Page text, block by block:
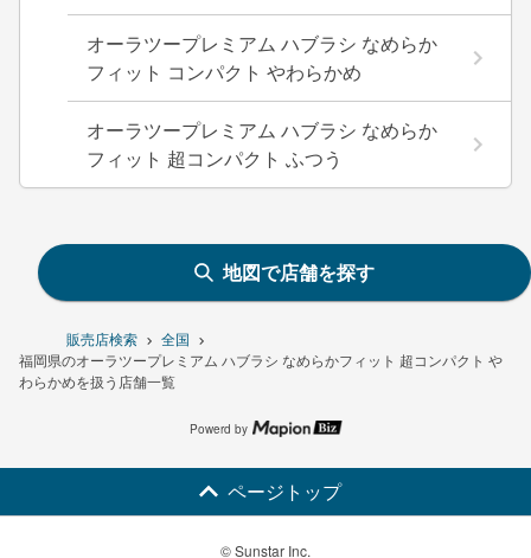
販売店検索
全国
福岡県のオーラツープレミアム ハブラシ なめらかフィット 超コンパクト や
わらかめを扱う店舗一覧
オーラツープレミアム ハブラシ なめらか
フィット コンパクト やわらかめ
オーラツープレミアム ハブラシ なめらか
フィット 超コンパクト ふつう
地図で店舗を探す
Powerd by
ページトップ
© Sunstar Inc.